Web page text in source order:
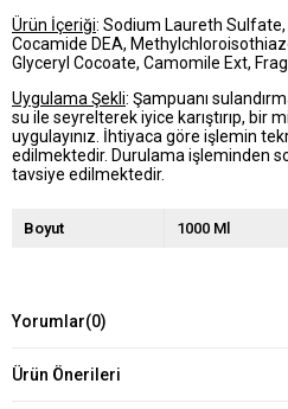
Ürün İçeriği: Sodium Laureth
Cocamide DEA,
Glyceryl Cocoate, Camomile Ext,
Uygulama Şekli: Şampuanı
su ile seyrelterek iyice karıştırıp, bir
uygulayınız. İhtiyaca göre işlemin
edilmektedir. Durulama işleminden
tavsiye edilmektedir.
Boyut 1000 Ml
Yorumlar(0)
Ürün Önerileri